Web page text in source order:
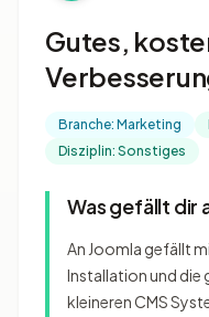
Gutes,
Branche: Marketing
Disziplin: Sonstiges
Was gefällt dir
An Joomla gefällt
Installation und die
kleineren CMS